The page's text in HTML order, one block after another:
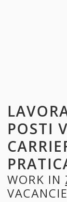
POSTI
WORK IN